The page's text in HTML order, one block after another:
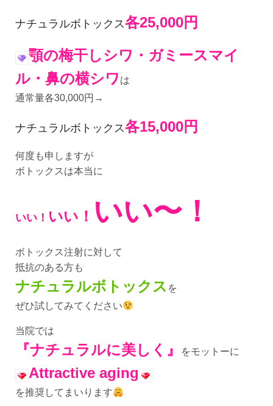
ナチュラルボトックス各25,000円
顎の梅干しシワ・ガミースマイ
ル・鼻の横シワ は
通常量各30,000円→
ナチュラルボトックス各15,000円
何度も申しますが
ボトックスは本当に
いい！ いい！ いい〜！
ボトックス注射に対して
抵抗のある方も
ナチュラルボトックス を
ぜひ試してみてください
当院では
『ナチュラルに美しく』 をモットーに
Attractive aging
を推奨してまいります